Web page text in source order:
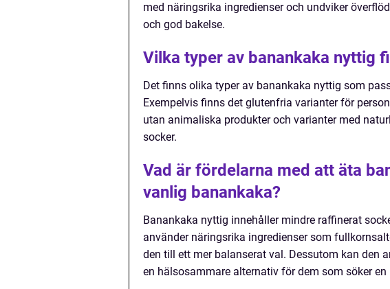
med näringsrika ingredienser och undviker
och god bakelse.
Vilka typer av banankaka nyttig
Det finns olika typer av banankaka nyttig som
Exempelvis finns det glutenfria varianter för
utan animaliska produkter och varianter med
socker.
Vad är fördelarna med att äta
vanlig banankaka?
Banankaka nyttig innehåller mindre raffinerat
använder näringsrika ingredienser som
den till ett mer balanserat val. Dessutom kan den
en hälsosammare alternativ för dem som söker en